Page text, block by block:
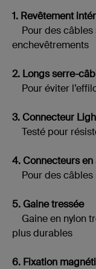
1. Revêtement
Pour des câbles
enchevêtrements
2. Longs serre-
Pour éviter
3. Connecteur
Testé pour
4. Connecteurs
Pour des câbles
5. Gaine tressée
Gaine en nylon
plus durables
6. Fixation